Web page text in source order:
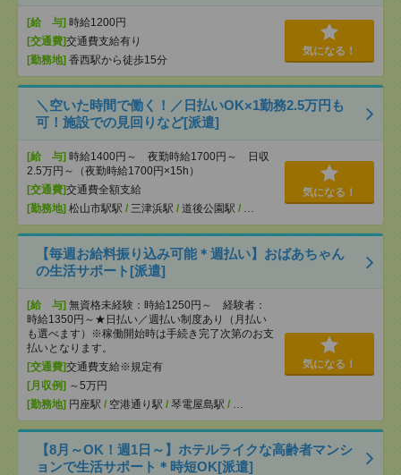
[給 与] 時給1200円
[交通費]交通費支給有り
[勤務地] 香西駅から徒歩15分
気になる！
＼空いた時間で働く！／日払いOK×1勤務2.5万円も
可！施設での見回りなど[派遣]
[給 与] 時給1400円～ 夜勤時給1700円～ 日収
2.5万円～（夜勤時給1700円×15h）
[交通費]交通費全額支給
[勤務地] 松山市駅駅 / 三津浜駅 / 道後公園駅 / …
気になる！
【毎週お給料振り込み可能＊週払い】おばあちゃん
の生活サポート[派遣]
[給 与] 無資格未経験：時給1250円～ 経験者：
時給1350円～★日払い／週払い制度あり（月払い
も選べます）※稼働開始時は手続き完了次第のお支
払いとなります。
[交通費]交通費支給※規定有
[月収例] ～5万円
[勤務地] 円座駅 / 空港通り駅 / 琴電屋島駅 / …
気になる！
【8月～OK！週1日～】ホテルライクな高齢者マンシ
ョンで生活サポート＊時短OK[派遣]